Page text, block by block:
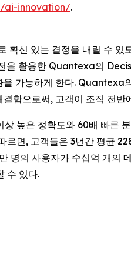
ai-innovation/.
신 있는 결정을 내릴 수 있
을 활용한 Quantexa의
을 가능하게 한다.
함으로써, 고객이 조직 전
은 정확도와 60배 빠른
면, 고객들은 3년간 평균
의 사용자가 수십억 개의
수 있다.